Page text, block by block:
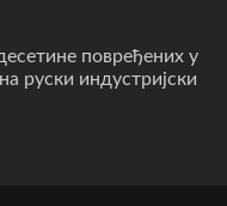
повређених у
руски индустријски